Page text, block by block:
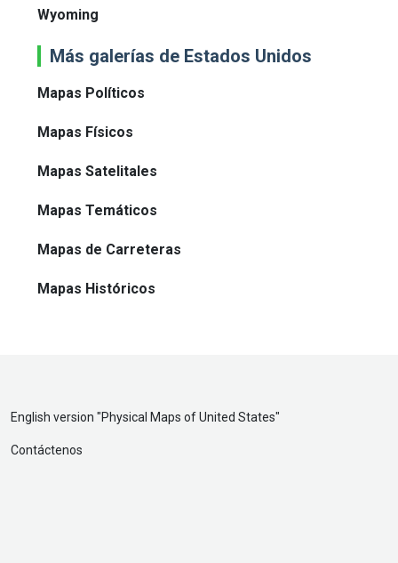
Wyoming
Más galerías de Estados Unidos
Mapas Políticos
Mapas Físicos
Mapas Satelitales
Mapas Temáticos
Mapas de Carreteras
Mapas Históricos
English version "Physical Maps of United States"
Contáctenos